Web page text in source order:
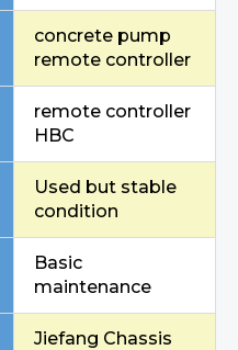
concrete pump
remote controller
remote controller
HBC
Used but stable
condition
Basic
maintenance
Jiefang Chassis